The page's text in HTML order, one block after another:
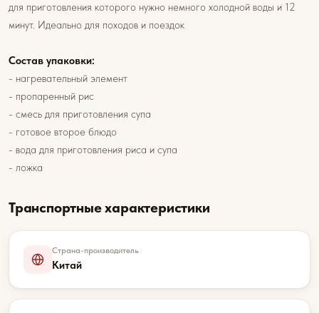
для приготовления которого нужно немного холодной воды и 12
минут. Идеально для походов и поездок
Состав упаковки:
- нагревательный элемент
- пропаренный рис
- смесь для приготовления супа
- готовое второе блюдо
- вода для приготовления риса и супа
- ложка
Транспортные характеристики
Страна-производитель
Китай